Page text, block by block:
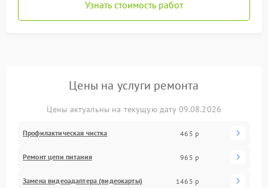
Узнать стоимость работ
Цены на услуги ремонта
Цены актуальны на текущую дату 09.08.2026
Профилактическая чистка 465 р
Ремонт цепи питания 965 р
Замена видеоадаптера (видеокарты) 1465 р